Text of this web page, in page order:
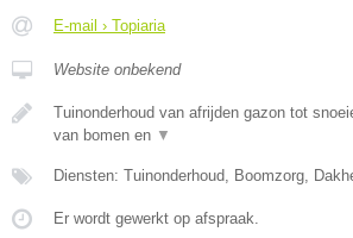
E-mail › Topiaria
Website onbekend
Tuinonderhoud van afrijden gazon tot
van bomen en ▼
Diensten: Tuinonderhoud, Boomzorg,
Er wordt gewerkt op afspraak.